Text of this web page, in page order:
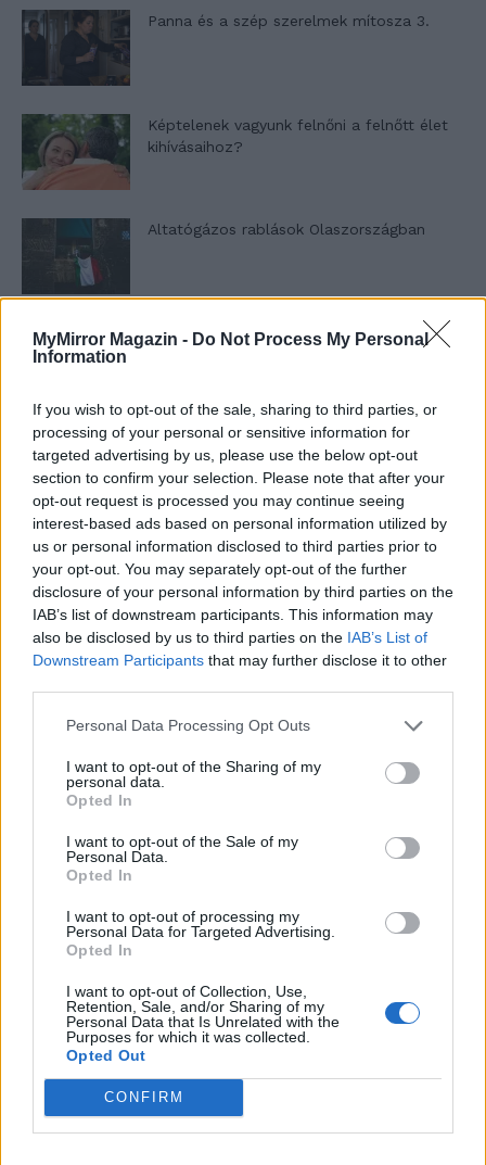
MyMirror Magazin - Do Not Process My Personal
Information
If you wish to opt-out of the sale, sharing to third parties, or
processing of your personal or sensitive information for
targeted advertising by us, please use the below opt-out
section to confirm your selection. Please note that after your
opt-out request is processed you may continue seeing
interest-based ads based on personal information utilized by
us or personal information disclosed to third parties prior to
your opt-out. You may separately opt-out of the further
disclosure of your personal information by third parties on the
IAB’s list of downstream participants. This information may
also be disclosed by us to third parties on the IAB’s List of
Downstream Participants that may further disclose it to other
Personal Data Processing Opt Outs
I want to opt-out of the Sharing of my
personal data.
Opted In
I want to opt-out of the Sale of my
Personal Data.
Opted In
I want to opt-out of processing my
Personal Data for Targeted Advertising.
Opted In
I want to opt-out of Collection, Use,
Retention, Sale, and/or Sharing of my
Personal Data that Is Unrelated with the
Purposes for which it was collected.
Opted Out
CONFIRM
Panna és a szép szerelmek mítosza 3.
Képtelenek vagyunk felnőni a felnőtt élet
kihívásaihoz?
Altatógázos rablások Olaszországban
A kislány, akit nem védett meg senki –
T. Barnett: Gyilkosság a Garda-tónál 12.
rész
T. szereti a fiatal lányokat 13. rész
Minka 10. rész
Máltai kaland 7.
nyílik – Villa...